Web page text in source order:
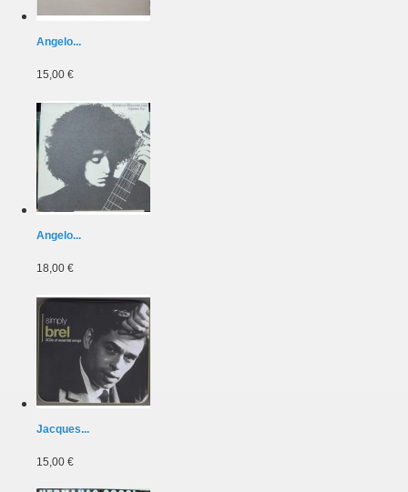
Angelo...
15,00 €
Angelo...
18,00 €
Jacques...
15,00 €